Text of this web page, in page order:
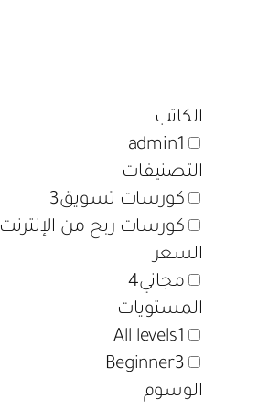
الكاتب
admin 1
التصنيفات
كورسات تسويق3
كورسات ربح من الإنترنت
السعر
مجاني4
المستويات
All levels 1
Beginner3
الوسوم